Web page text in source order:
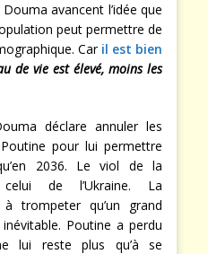
avancent l’idée que
peut permettre de
Car il est bien
de vie est élevé, moins les
déclare annuler les
pour lui permettre
2036. Le viol de la
de l’Ukraine. La
trompeter qu’un grand
Poutine a perdu
lui reste plus qu’à se